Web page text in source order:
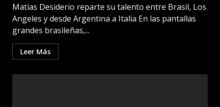
Matías Desiderio reparte su talento entre Brasil, Los
Angeles y desde Argentina a Italia En las pantallas
grandes brasileñas,...
Leer Más